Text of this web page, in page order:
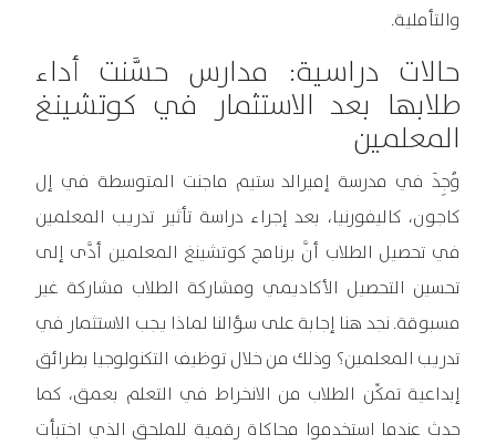
والتأملية.
حالات دراسية: مدارس حسَّنت أداء
طلابها بعد الاستثمار في كوتشينغ
المعلمين
وُجِدَ في مدرسة إميرالد ستيم ماجنت المتوسطة في إل
كاجون، كاليفورنيا، بعد إجراء دراسة تأثير تدريب المعلمين
في تحصيل الطلاب أنَّ برنامج كوتشينغ المعلمين أدَّى إلى
تحسين التحصيل الأكاديمي ومشاركة الطلاب مشاركة غير
مسبوقة. نجد هنا إجابة على سؤالنا لماذا يجب الاستثمار في
تدريب المعلمين؟ وذلك من خلال توظيف التكنولوجيا بطرائق
إبداعية تمكِّن الطلاب من الانخراط في التعلم بعمق، كما
حدث عندما استخدموا محاكاة رقمية للملحق الذي اختبأت